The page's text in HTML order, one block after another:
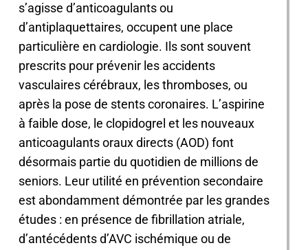
s’agisse d’anticoagulants ou
d’antiplaquettaires, occupent une place
particulière en cardiologie. Ils sont souvent
prescrits pour prévenir les accidents
vasculaires cérébraux, les thromboses, ou
après la pose de stents coronaires. L’aspirine
à faible dose, le clopidogrel et les nouveaux
anticoagulants oraux directs (AOD) font
désormais partie du quotidien de millions de
seniors. Leur utilité en prévention secondaire
est abondamment démontrée par les grandes
études : en présence de fibrillation atriale,
d’antécédents d’AVC ischémique ou de